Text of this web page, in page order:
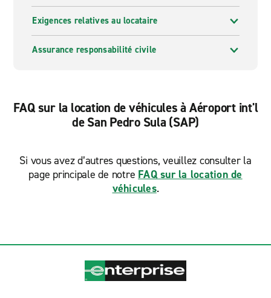
Exigences relatives au locataire
Assurance responsabilité civile
FAQ sur la location de véhicules à Aéroport int'l
de San Pedro Sula (SAP)
Si vous avez d’autres questions, veuillez consulter la
page principale de notre FAQ sur la location de
véhicules.